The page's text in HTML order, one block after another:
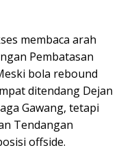
membaca arah
Pembatasan
bola rebound
ditendang Dejan
Gawang, tetapi
Tendangan
offside.